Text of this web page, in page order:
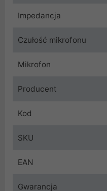
Impedancja
Czułość mikrofonu
Mikrofon
Producent
Kod
SKU
EAN
Gwarancja